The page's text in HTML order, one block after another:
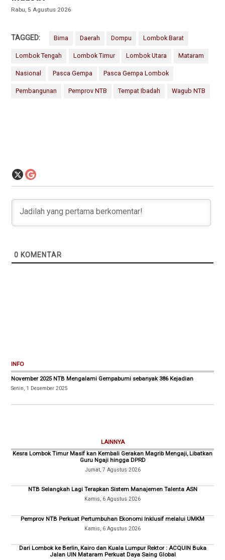
Rabu, 5 Agustus 2026
TAGGED: Bima Daerah Dompu Lombok Barat
Lombok Tengah Lombok Timur Lombok Utara Mataram
Nasional Pasca Gempa Pasca Gempa Lombok
Pembangunan Pemprov NTB Tempat Ibadah Wagub NTB
0 KOMENTAR
INFO
November 2025 NTB Mengalami Gempabumi sebanyak 386 Kejadian
Senin, 1 Desember 2025
LAINNYA
Kesra Lombok Timur Masif kan Kembali Gerakan Magrib Mengaji, Libatkan
Guru Ngaji hingga DPRD
Jumat, 7 Agustus 2026
NTB Selangkah Lagi Terapkan Sistem Manajemen Talenta ASN
Kamis, 6 Agustus 2026
Pemprov NTB Perkuat Pertumbuhan Ekonomi Inklusif melalui UMKM
Kamis, 6 Agustus 2026
Dari Lombok ke Berlin, Kairo dan Kuala Lumpur Rektor : ACQUIN Buka
Jalan UIN Mataram Perkuat Daya Saing Global